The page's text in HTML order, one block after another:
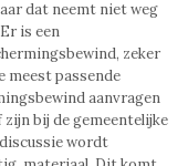
dat neemt niet weg
is een
zeker
meest passende
aanvragen
bij de gemeentelijke
wordt